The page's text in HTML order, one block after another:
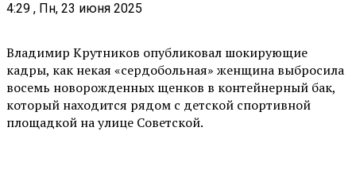
4:29 , Пн, 23 июня 2025
Владимир Крутников опубликовал шокирующие
кадры, как некая «сердобольная» женщина выбросила
восемь новорожденных щенков в контейнерный бак,
который находится рядом с детской спортивной
площадкой на улице Советской.